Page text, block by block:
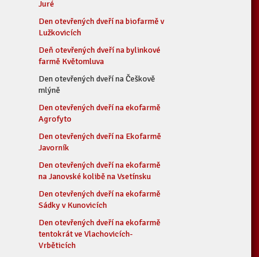
Juré
Den otevřených dveří na biofarmě v
Lužkovicích
Deň otevřených dveří na bylinkové
farmě Květomluva
Den otevřených dveří na Češkově
mlýně
Den otevřených dveří na ekofarmě
Agrofyto
Den otevřených dveří na Ekofarmě
Javorník
Den otevřených dveří na ekofarmě
na Janovské kolibě na Vsetínsku
Den otevřených dveří na ekofarmě
Sádky v Kunovicích
Den otevřených dveří na ekofarmě
tentokrát ve Vlachovicích-
Vrběticích